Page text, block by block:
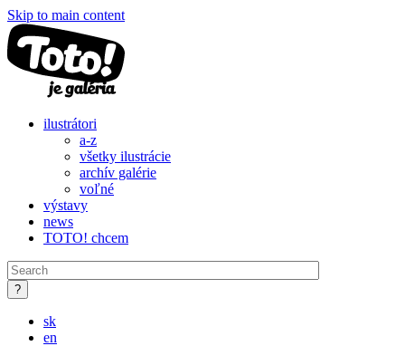
Skip to main content
ilustrátori
a-z
všetky ilustrácie
archív galérie
voľné
výstavy
news
TOTO! chcem
sk
en